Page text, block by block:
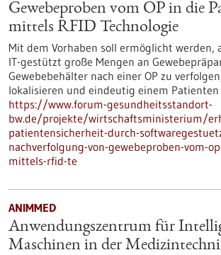
Gewebeproben vom OP in die
mittels RFID Technologie
Mit dem Vorhaben soll ermöglicht
IT-gestützt große Mengen an
Gewebebehälter nach einer OP zu
lokalisieren und eindeutig einem Patienten
https://www.forum-gesundheitsstandort-
bw.de/projekte/wirtschaftsministerium/
patientensicherheit-durch-
nachverfolgung-von-gewebeproben-vom-
mittels-rfid-te
ANIMMED
Anwendungszentrum für
Maschinen in der